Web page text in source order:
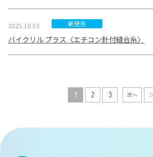
2025.10.03 新発売
バイクリル プラス〈エチコン針付縫合糸〉
1 2 3 次へ